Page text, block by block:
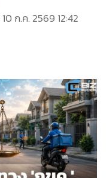
10 ก.ค. 2569 12:42